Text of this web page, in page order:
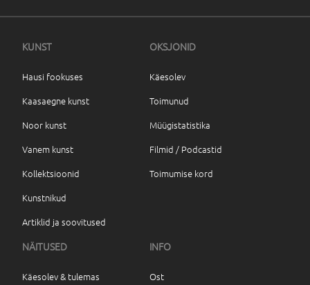
KUNST
Hausi fookuses
Kaasaegne kunst
Noor kunst
Vanem kunst
Kollektsioonid
Kunstnikud
Artiklid ja soovitused
OKSJONID
Käesolev
Toimunud
Müügistatistika
Filmid / Podcastid
Toimumise kord
NÄITUSED
Käesolev & tulemas
INFO
Ost